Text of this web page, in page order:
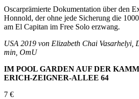
Oscarprämierte Dokumentation über den
Honnold, der ohne jede Sicherung die
am El Capitan im Free Solo erzwang.
USA 2019 von Elizabeth Chai Vasarhelyi,
min, OmU
IM POOL GARDEN AUF DER
ERICH-ZEIGNER-ALLEE 64
7 €